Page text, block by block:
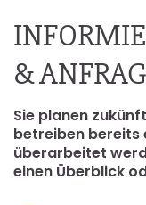
&
Sie planen
betreiben bereits
überarbeitet
einen Überblick